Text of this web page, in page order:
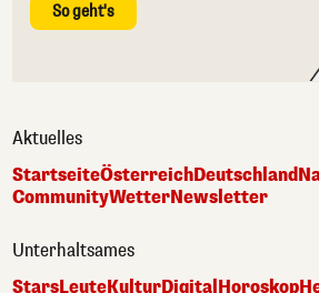
So geht's
Aktuelles
StartseiteÖsterreichDeutschland
CommunityWetterNewsletter
Unterhaltsames
StarsLeuteKulturDigital Horoskop